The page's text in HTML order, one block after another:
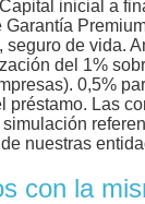
inicial a
de vida.
del 1%
0,5%
préstamo. Las
nuestras
con la